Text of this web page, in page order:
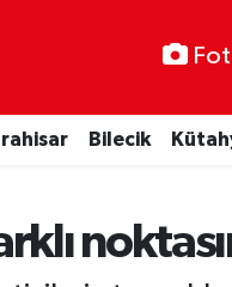
Bilecik